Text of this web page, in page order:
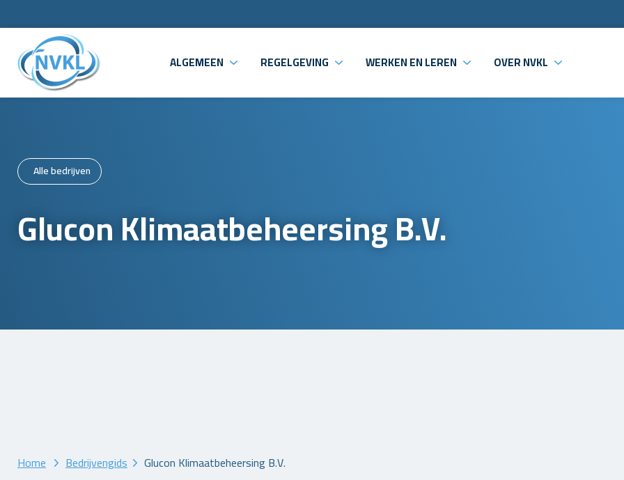
ALGEMEEN REGELGEVING WERKEN EN LEREN OVER NVKL
Alle bedrijven
Glucon Klimaatbeheersing B.V.
Home Bedrijvengids Glucon Klimaatbeheersing B.V.